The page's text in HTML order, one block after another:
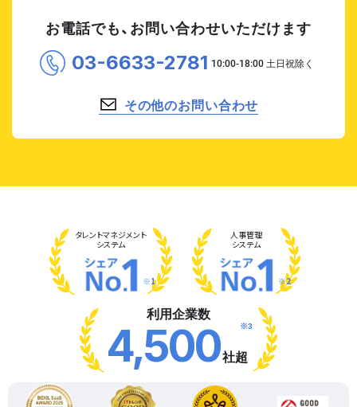
お電話でも、お問い合わせいただけます
03-6633-2781
その他のお問い合わせ
タレントマネジメント
システム
※1
人事管理
システム
※2
利用企業数
4,500社超
※3